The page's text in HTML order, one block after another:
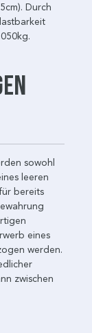
Durch
sowohl
leeren
bereits
eines
werden.
zwischen